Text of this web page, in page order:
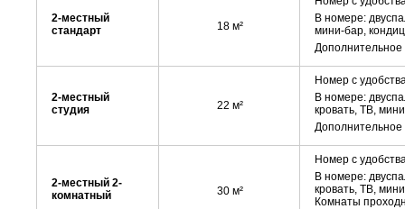
2-местный
стандарт
18 м²
В номере:
мини-бар,
Дополнительное
2-местный
студия
22 м²
Номер с
В номере:
кровать, ТВ,
Дополнительное
2-местный 2-
комнатный
30 м²
Номер с
В номере:
кровать, ТВ,
Комнаты